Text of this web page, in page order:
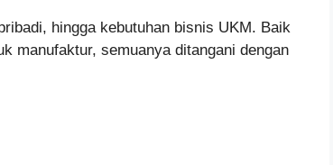
hingga kebutuhan bisnis UKM. Baik
manufaktur, semuanya ditangani dengan